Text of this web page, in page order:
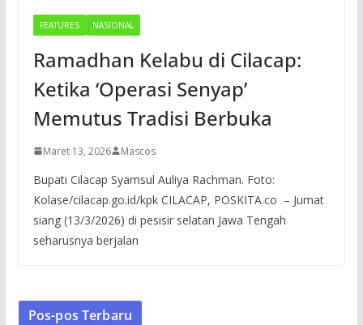
FEATURES NASIONAL
Ramadhan Kelabu di Cilacap:
Ketika ‘Operasi Senyap’
Memutus Tradisi Berbuka
Maret 13, 2026 Mascos
Bupati Cilacap Syamsul Auliya Rachman. Foto:
Kolase/cilacap.go.id/kpk CILACAP, POSKITA.co – Jumat
siang (13/3/2026) di pesisir selatan Jawa Tengah
seharusnya berjalan
Pos-pos Terbaru